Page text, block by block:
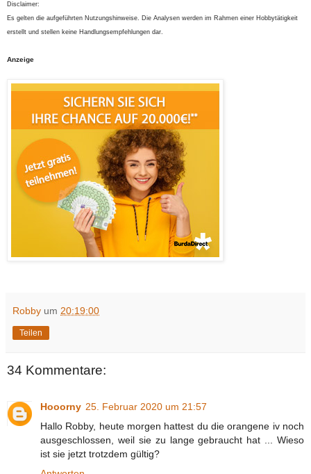
Disclaimer:
Es gelten die aufgeführten Nutzungshinweise. Die Analysen werden im Rahmen einer Hobbytätigkeit
erstellt und stellen keine Handlungsempfehlungen dar.
Anzeige
Robby um 20:19:00
Teilen
34 Kommentare:
Hooorny 25. Februar 2020 um 21:57
Hallo Robby, heute morgen hattest du die orangene iv noch
ausgeschlossen, weil sie zu lange gebraucht hat ... Wieso
ist sie jetzt trotzdem gültig?